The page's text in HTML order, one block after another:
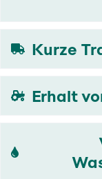
Kurze
Erhalt